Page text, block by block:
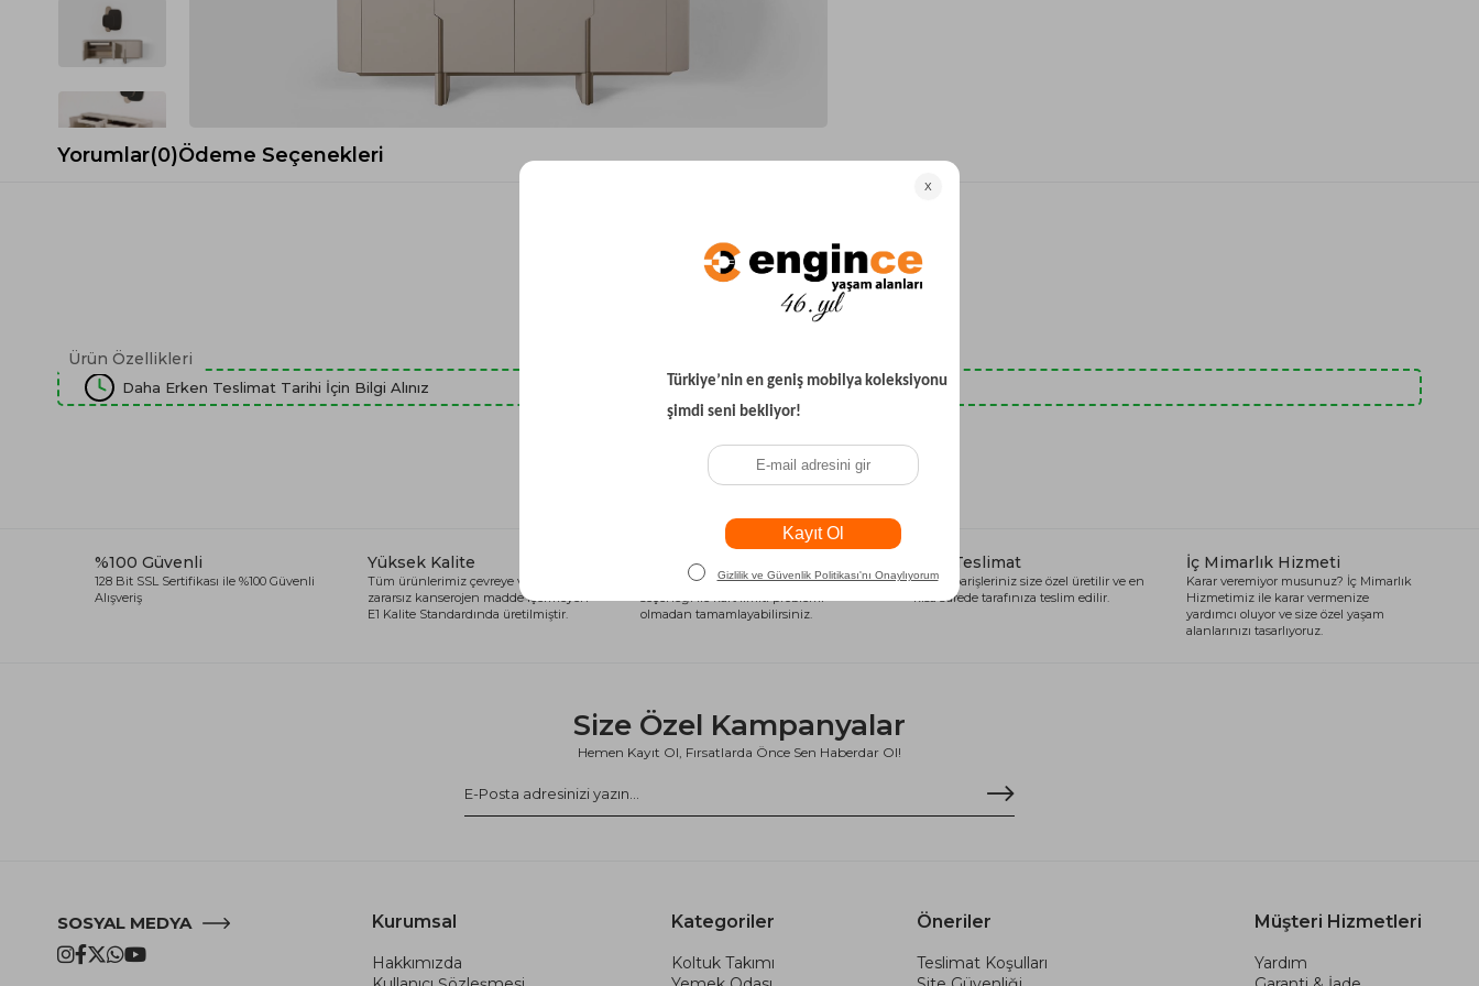
Spor Koltuk Takımı
Krem Koltuk Takımı
Büro Koltuk Takımı
Ev Tekstili
Gri TV Ünitesi
Siyah TV Ünitesi
Şömineli TV Ünitesi
Dresuar
Modern Köşe Koltuk
Yorumlar(0)Ödeme Seçenekleri
Ürün Özellikleri
Daha Erken Teslimat Tarihi İçin Bilgi Alınız
Son Baktıklarınız
%100 Güvenli
128 Bit SSL Sertifikası ile %100 Güvenli
Alışveriş
Yüksek Kalite
Tüm ürünlerimiz çevreye ve sağlığa
zararsız kanserojen madde içermeyen
E1 Kalite Standardında üretilmiştir.
Alışveriş Kredisi
Siparişlerinizi anında alışveriş kredisi
seçeneği ile kart limiti problemi
olmadan tamamlayabilirsiniz.
Hızlı Teslimat
Tüm siparişleriniz size özel üretilir ve en
kısa sürede tarafınıza teslim edilir.
İç Mimarlık Hizmeti
Karar veremiyor musunuz? İç Mimarlık
Hizmetimiz ile karar vermenize
yardımcı oluyor ve size özel yaşam
alanlarınızı tasarlıyoruz.
Size Özel Kampanyalar
Hemen Kayıt Ol, Fırsatlarda Önce Sen Haberdar Ol!
SOSYAL MEDYA Kurumsal
Hakkımızda
Kategoriler
Koltuk Takımı
Öneriler
Teslimat Koşulları
Müşteri Hizmetleri
Yardım